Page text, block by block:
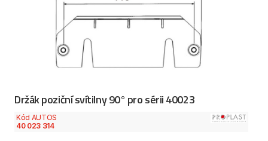
Držák poziční svítilny 90° pro sérii 40023
Kód AUTOS
40 023 314